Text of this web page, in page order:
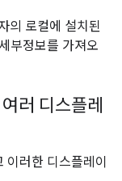
의 로컬에 설치된
부정보를 가져오
러 디스플레
러한 디스플레이